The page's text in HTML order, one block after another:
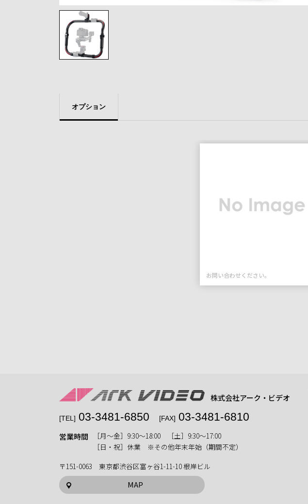
オプション
お問い合わせください。
株式会社アーク・ビデオ
[TEL] 03-3481-6850 [FAX] 03-3481-6810
営業時間
［月〜金］9:30〜18:00 ［土］9:30〜17:00
［日・祝］休業 ※その他年末年始（期間不定）
〒151-0063 東京都渋谷区富ヶ谷1-11-10 根岸ビル
MAP